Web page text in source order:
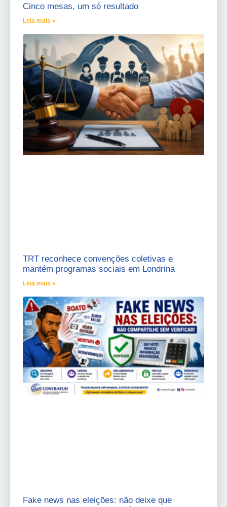
Cinco mesas, um só resultado
Leia mais »
TRT reconhece convenções coletivas e
mantém programas sociais em Londrina
Leia mais »
Fake news nas eleições: não deixe que